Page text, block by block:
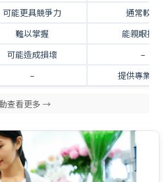
可能更具競爭力
通常較高
難以掌握
能親眼挑選
可能造成損壞
–
– 提供專業諮